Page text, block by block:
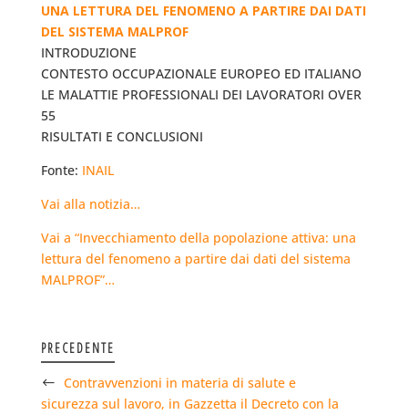
UNA LETTURA DEL FENOMENO A PARTIRE DAI DATI
DEL SISTEMA MALPROF
INTRODUZIONE
CONTESTO OCCUPAZIONALE EUROPEO ED ITALIANO
LE MALATTIE PROFESSIONALI DEI LAVORATORI OVER
55
RISULTATI E CONCLUSIONI
Fonte: INAIL
Vai alla notizia…
Vai a “Invecchiamento della popolazione attiva: una
lettura del fenomeno a partire dai dati del sistema
MALPROF”…
PRECEDENTE
Contravvenzioni in materia di salute e
sicurezza sul lavoro, in Gazzetta il Decreto con la